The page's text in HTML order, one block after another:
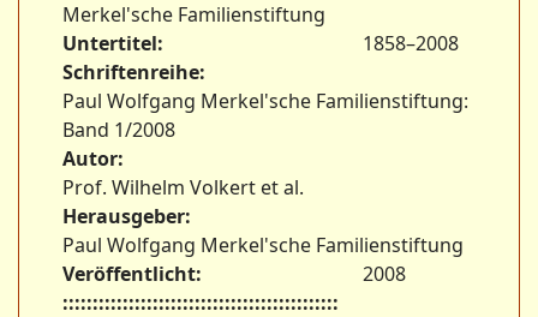
Merkel'sche Familienstiftung
Untertitel:
1858–2008
Schriftenreihe:
Paul Wolfgang Merkel'sche Familienstiftung:
Band 1/2008
Autor:
Prof. Wilhelm Volkert et al.
Herausgeber:
Paul Wolfgang Merkel'sche Familienstiftung
Veröffentlicht:
2008
::::::::::::::::::::::::::::::::::::::::::::::